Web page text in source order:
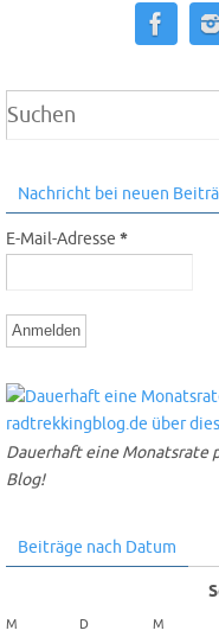
Nachricht bei neuen
E-Mail-Adresse *
Dauerhaft eine Monatsrate
Blog!
Beiträge nach Datum
M D M